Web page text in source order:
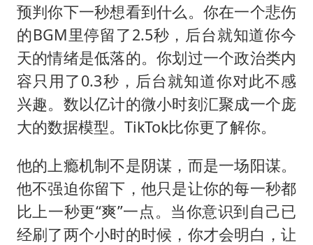
预判你下一秒想看到什么。你在一个悲伤
的BGM里停留了2.5秒，后台就知道你今
天的情绪是低落的。你划过一个政治类内
容只用了0.3秒，后台就知道你对此不感
兴趣。数以亿计的微小时刻汇聚成一个庞
大的数据模型。TikTok比你更了解你。
他的上瘾机制不是阴谋，而是一场阳谋。
他不强迫你留下，他只是让你的每一秒都
比上一秒更“爽”一点。当你意识到自己已
经刷了两个小时的时候，你才会明白，让